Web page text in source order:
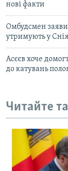
нові факти
Омбудсмен
утримують у
Асєєв хоче
до катувань
Читайте